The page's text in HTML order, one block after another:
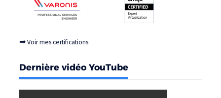
➡Voir mes certifications
Dernière vidéo YouTube